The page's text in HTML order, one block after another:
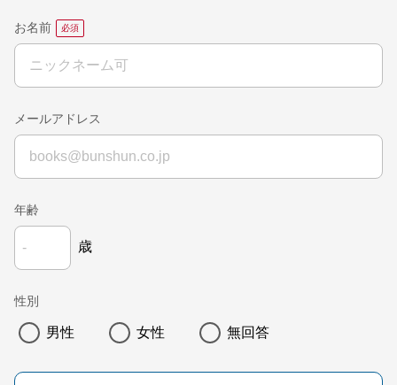
お名前
メールアドレス
年齢
歳
性別
男性 女性 無回答